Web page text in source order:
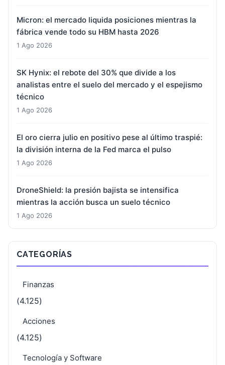
Micron: el mercado liquida posiciones mientras la
fábrica vende todo su HBM hasta 2026
1 Ago 2026
SK Hynix: el rebote del 30% que divide a los
analistas entre el suelo del mercado y el espejismo
técnico
1 Ago 2026
El oro cierra julio en positivo pese al último traspié:
la división interna de la Fed marca el pulso
1 Ago 2026
DroneShield: la presión bajista se intensifica
mientras la acción busca un suelo técnico
1 Ago 2026
CATEGORÍAS
Finanzas
(4.125)
Acciones
(4.125)
Tecnología y Software